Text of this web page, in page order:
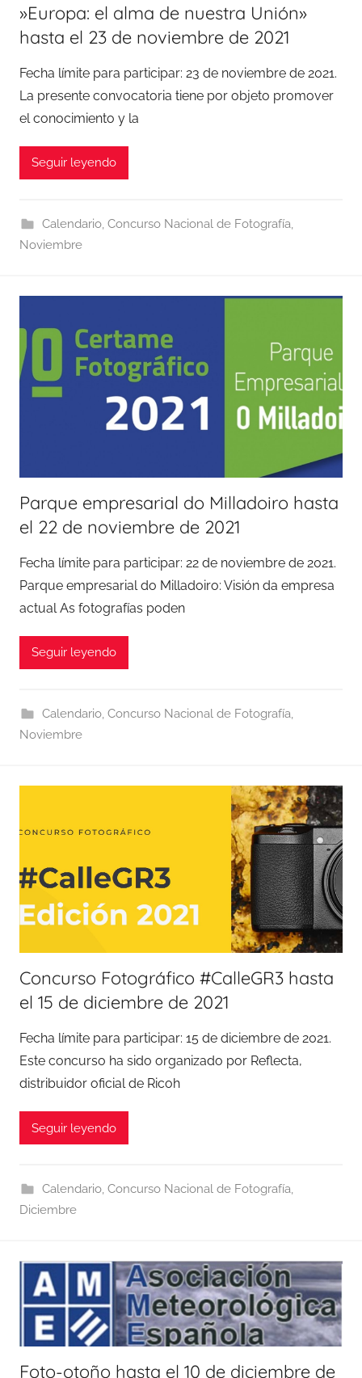
»Europa: el alma de nuestra Unión»
hasta el 23 de noviembre de 2021
Fecha límite para participar: 23 de noviembre de 2021.
La presente convocatoria tiene por objeto promover
el conocimiento y la
Seguir leyendo
Calendario, Concurso Nacional de Fotografía,
Noviembre
Parque empresarial do Milladoiro hasta
el 22 de noviembre de 2021
Fecha límite para participar: 22 de noviembre de 2021.
Parque empresarial do Milladoiro: Visión da empresa
actual As fotografías poden
Seguir leyendo
Calendario, Concurso Nacional de Fotografía,
Noviembre
Concurso Fotográfico #CalleGR3 hasta
el 15 de diciembre de 2021
Fecha límite para participar: 15 de diciembre de 2021.
Este concurso ha sido organizado por Reflecta,
distribuidor oficial de Ricoh
Seguir leyendo
Calendario, Concurso Nacional de Fotografía,
Diciembre
Foto-otoño hasta el 10 de diciembre de